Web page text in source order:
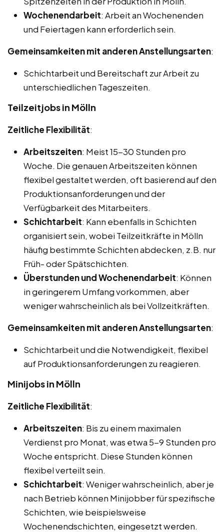
Wochenendarbeit: Arbeit an Wochenenden
und Feiertagen kann erforderlich sein.
Gemeinsamkeiten mit anderen Anstellungsarten:
Schichtarbeit und Bereitschaft zur Arbeit zu
unterschiedlichen Tageszeiten.
Teilzeitjobs in Mölln
Zeitliche Flexibilität:
Arbeitszeiten: Meist 15-30 Stunden pro
Woche. Die genauen Arbeitszeiten können
flexibel gestaltet werden, oft basierend auf den
Produktionsanforderungen und der
Verfügbarkeit des Mitarbeiters.
Schichtarbeit: Kann ebenfalls in Schichten
organisiert sein, wobei Teilzeitkräfte in Mölln
häufig bestimmte Schichten abdecken, z.B. nur
Früh- oder Spätschichten.
Überstunden und Wochenendarbeit: Können
in geringerem Umfang vorkommen, aber
weniger wahrscheinlich als bei Vollzeitkräften.
Gemeinsamkeiten mit anderen Anstellungsarten:
Schichtarbeit und die Notwendigkeit, flexibel
auf Produktionsanforderungen zu reagieren.
Minijobs in Mölln
Zeitliche Flexibilität:
Arbeitszeiten: Bis zu einem maximalen
Verdienst pro Monat, was etwa 5-9 Stunden pro
Woche entspricht. Diese Stunden können
flexibel verteilt sein.
Schichtarbeit: Weniger wahrscheinlich, aber je
nach Betrieb können Minijobber für spezifische
Schichten, wie beispielsweise
Wochenendschichten, eingesetzt werden.